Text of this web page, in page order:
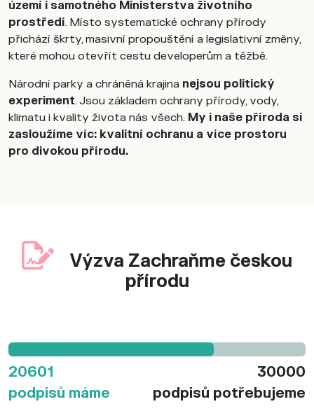
území i samotného Ministerstva životního
prostředí. Místo systematické ochrany přírody
přichází škrty, masivní propouštění a legislativní změny,
které mohou otevřít cestu developerům a těžbě.
Národní parky a chráněná krajina nejsou politický
experiment. Jsou základem ochrany přírody, vody,
klimatu i kvality života nás všech. My i naše příroda si
zasloužíme víc: kvalitní ochranu a více prostoru
pro divokou přírodu.
Výzva Zachraňme českou
přírodu
20601
podpisů máme
30000
podpisů potřebujeme